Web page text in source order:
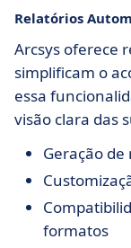
Relatórios
Arcsys oferece
simplificam o
essa
visão clara das
Geração
formatos